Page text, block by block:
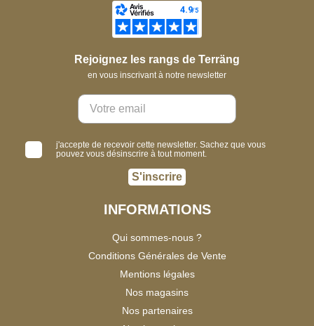
Rejoignez les rangs de Terräng
en vous inscrivant à notre newsletter
j'accepte de recevoir cette newsletter. Sachez que vous
pouvez vous désinscrire à tout moment.
S'inscrire
INFORMATIONS
Qui sommes-nous ?
Conditions Générales de Vente
Mentions légales
Nos magasins
Nos partenaires